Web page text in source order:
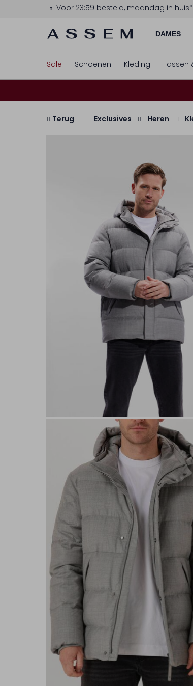
Voor 23:59 besteld, maandag in huis*
DAMES
Sale Schoenen Kleding Tassen
Terug Exclusives Heren